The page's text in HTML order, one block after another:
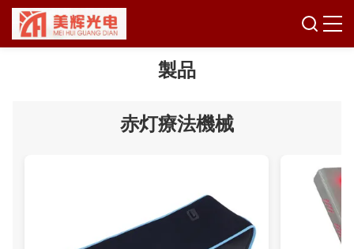
製品
赤灯療法機械